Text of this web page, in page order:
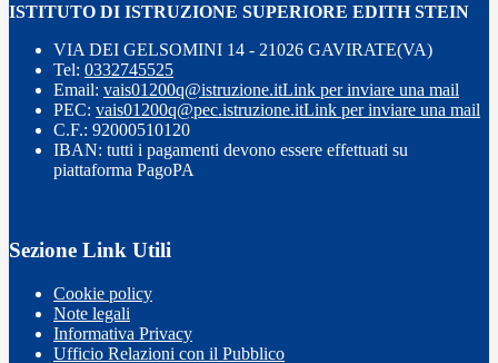
ISTITUTO DI ISTRUZIONE SUPERIORE EDITH STEIN
VIA DEI GELSOMINI 14 - 21026 GAVIRATE(VA)
Tel: 0332745525
Email: vais01200q@istruzione.itLink per inviare una mail
PEC: vais01200q@pec.istruzione.itLink per inviare una mail
C.F.: 92000510120
IBAN: tutti i pagamenti devono essere effettuati su
piattaforma PagoPA
Sezione Link Utili
Cookie policy
Note legali
Informativa Privacy
Ufficio Relazioni con il Pubblico